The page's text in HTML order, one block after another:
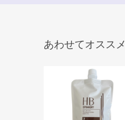
あわせてオススメ